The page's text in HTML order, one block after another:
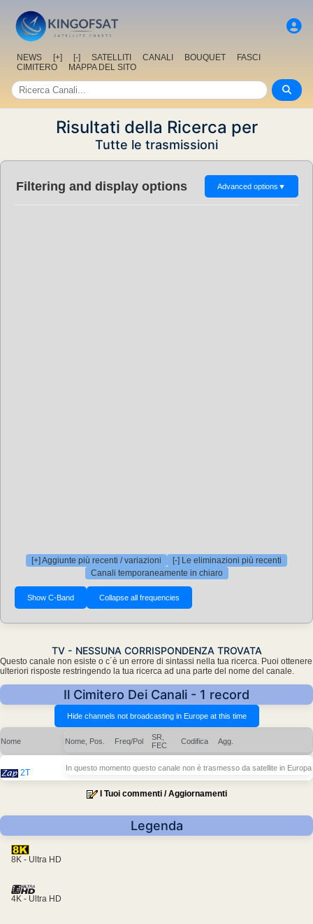
NEWS [+] [-] SATELLITI CANALI BOUQUET
FASCI
CIMITERO
MAPPA DEL SITO
Risultati della Ricerca per
Tutte le trasmissioni
Filtering and display options Advanced options ▼
[+] Aggiunte più recenti / variazioni
[-] Le eliminazioni più recenti
Canali temporaneamente in chiaro
TV - NESSUNA CORRISPONDENZA TROVATA
Questo canale non esiste o c´è un errore di sintassi nella tua ricerca. Puoi ottenere
ulteriori risposte restringendo la tua ricerca ad una parte del nome del canale.
Il Cimitero Dei Canali - 1 record
Nome Nome, Pos. Freq/Pol
SR,
FEC
Codifica Agg.
2T In questo momento questo canale non è trasmesso da satellite in Europa
I Tuoi commenti / Aggiornamenti
Legenda
8K - Ultra HD
4K - Ultra HD